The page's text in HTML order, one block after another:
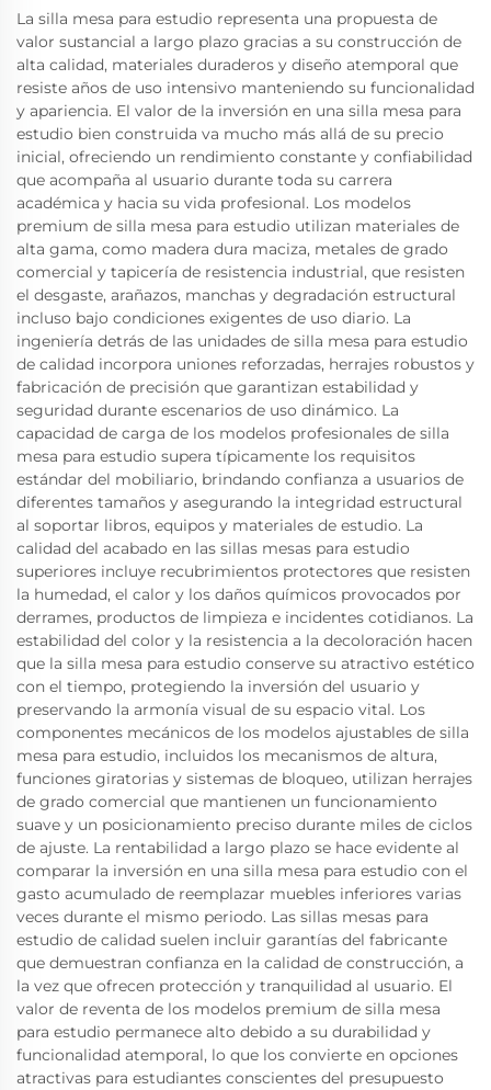
La silla mesa para estudio representa una propuesta de
valor sustancial a largo plazo gracias a su construcción de
alta calidad, materiales duraderos y diseño atemporal que
resiste años de uso intensivo manteniendo su funcionalidad
y apariencia. El valor de la inversión en una silla mesa para
estudio bien construida va mucho más allá de su precio
inicial, ofreciendo un rendimiento constante y confiabilidad
que acompaña al usuario durante toda su carrera
académica y hacia su vida profesional. Los modelos
premium de silla mesa para estudio utilizan materiales de
alta gama, como madera dura maciza, metales de grado
comercial y tapicería de resistencia industrial, que resisten
el desgaste, arañazos, manchas y degradación estructural
incluso bajo condiciones exigentes de uso diario. La
ingeniería detrás de las unidades de silla mesa para estudio
de calidad incorpora uniones reforzadas, herrajes robustos y
fabricación de precisión que garantizan estabilidad y
seguridad durante escenarios de uso dinámico. La
capacidad de carga de los modelos profesionales de silla
mesa para estudio supera típicamente los requisitos
estándar del mobiliario, brindando confianza a usuarios de
diferentes tamaños y asegurando la integridad estructural
al soportar libros, equipos y materiales de estudio. La
calidad del acabado en las sillas mesas para estudio
superiores incluye recubrimientos protectores que resisten
la humedad, el calor y los daños químicos provocados por
derrames, productos de limpieza e incidentes cotidianos. La
estabilidad del color y la resistencia a la decoloración hacen
que la silla mesa para estudio conserve su atractivo estético
con el tiempo, protegiendo la inversión del usuario y
preservando la armonía visual de su espacio vital. Los
componentes mecánicos de los modelos ajustables de silla
mesa para estudio, incluidos los mecanismos de altura,
funciones giratorias y sistemas de bloqueo, utilizan herrajes
de grado comercial que mantienen un funcionamiento
suave y un posicionamiento preciso durante miles de ciclos
de ajuste. La rentabilidad a largo plazo se hace evidente al
comparar la inversión en una silla mesa para estudio con el
gasto acumulado de reemplazar muebles inferiores varias
veces durante el mismo periodo. Las sillas mesas para
estudio de calidad suelen incluir garantías del fabricante
que demuestran confianza en la calidad de construcción, a
la vez que ofrecen protección y tranquilidad al usuario. El
valor de reventa de los modelos premium de silla mesa
para estudio permanece alto debido a su durabilidad y
funcionalidad atemporal, lo que los convierte en opciones
atractivas para estudiantes conscientes del presupuesto